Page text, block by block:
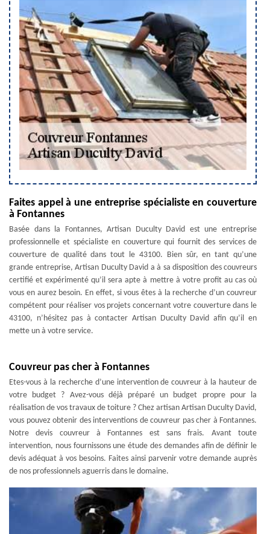
Faites appel à une entreprise spécialiste en couverture
à Fontannes
Basée dans la Fontannes, Artisan Duculty David est une entreprise
professionnelle et spécialiste en couverture qui fournit des services de
couverture de qualité dans tout le 43100. Bien sûr, en tant qu’une
grande entreprise, Artisan Duculty David a à sa disposition des couvreurs
certifié et expérimenté qu’il sera apte à mettre à votre profit au cas où
vous en aurez besoin. En effet, si vous êtes à la recherche d’un couvreur
compétent pour réaliser vos projets concernant votre couverture dans le
43100, n’hésitez pas à contacter Artisan Duculty David afin qu’il en
mette un à votre service.
Couvreur pas cher à Fontannes
Etes-vous à la recherche d’une intervention de couvreur à la hauteur de
votre budget ? Avez-vous déjà préparé un budget propre pour la
réalisation de vos travaux de toiture ? Chez artisan Artisan Duculty David,
vous pouvez obtenir des interventions de couvreur pas cher à Fontannes.
Notre devis couvreur à Fontannes est sans frais. Avant toute
intervention, nous fournissons une étude des demandes afin de définir le
devis adéquat à vos besoins. Faites ainsi parvenir votre demande auprès
de nos professionnels aguerris dans le domaine.